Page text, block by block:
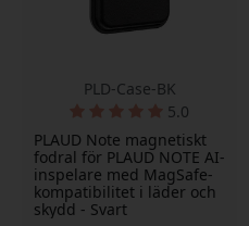
PLD-Case-BK
5.0
PLAUD Note magnetiskt
fodral för PLAUD NOTE AI-
inspelare med MagSafe-
kompatibilitet i läder och
skydd - Svart